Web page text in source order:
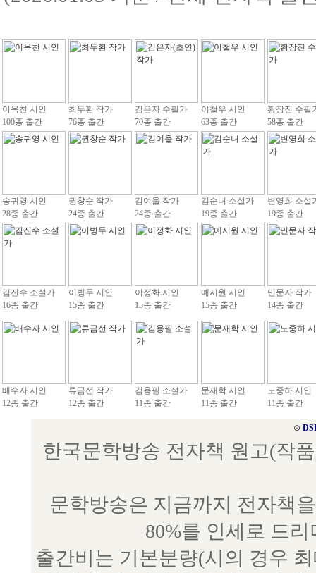
이옥천 시인
100종 출간
최두환 작가
76종 출간
김은자 수필가
70종 출간
이철우 시인
63종 출간
황장진 수필
58종 출간
송귀영 시인
28종 출간
권창순 작가
24종 출간
김여울 작가
24종 출간
김순녀 소설가
19종 출간
변영희 소설
19종 출간
김진수 소설가
16종 출간
이병두 시인
15종 출간
이정화 시인
15종 출간
예시원 시인
15종 출간
민문자 작가
14종 출간
배수자 시인
12종 출간
류금선 작가
12종 출간
김용필 소설가
11종 출간
문재학 시인
11종 출간
노중하 시인
11종 출간
⊙
한국문학방송 전자책 원고(작
문학방송은 지금까지 전자책
80%를 인세로 드
출간비는 기본분량(시의 경우